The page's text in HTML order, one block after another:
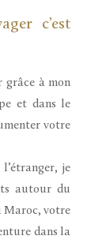
c’est
grâce à mon
et dans le
votre
je
autour du
Maroc, votre
dans la